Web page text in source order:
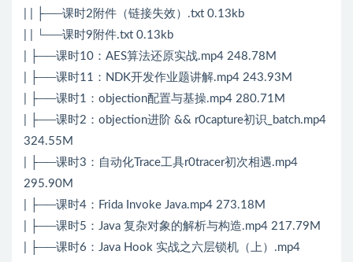
| | ├──课时2附件（链接失效）.txt 0.13kb
| | └──课时9附件.txt 0.13kb
| ├──课时10：AES算法还原实战.mp4 248.78M
| ├──课时11：NDK开发作业题讲解.mp4 243.93M
| ├──课时1：objection配置与基操.mp4 280.71M
| ├──课时2：objection进阶 && r0capture初识_batch.mp4
324.55M
| ├──课时3：自动化Trace工具r0tracer初次相遇.mp4
295.90M
| ├──课时4：Frida Invoke Java.mp4 273.18M
| ├──课时5：Java 复杂对象的解析与构造.mp4 217.79M
| ├──课时6：Java Hook 实战之六层锁机（上）.mp4